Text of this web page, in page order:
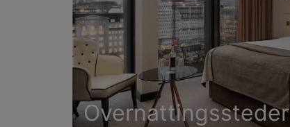
Overnattingssteder